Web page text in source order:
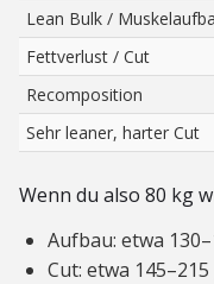
Lean Bulk /
Fettverlust / Cut
Recomposition
Sehr leaner, harter Cut
Wenn du also 80 kg
Aufbau: etwa
Cut: etwa